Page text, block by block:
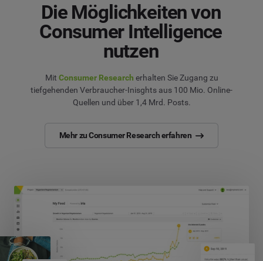
Die Möglichkeiten von
Consumer Intelligence
nutzen
Mit Consumer Research erhalten Sie Zugang zu
tiefgehenden Verbraucher-Inisghts aus 100 Mio. Online-
Quellen und über 1,4 Mrd. Posts.
Mehr zu Consumer Research erfahren